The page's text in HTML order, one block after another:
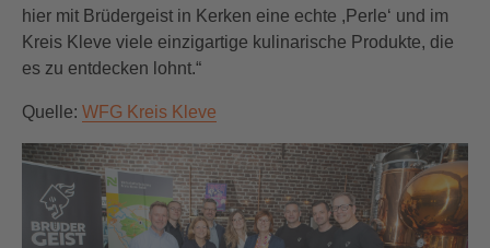
hier mit Brüdergeist in Kerken eine echte ,Perle‘ und im
Kreis Kleve viele einzigartige kulinarische Produkte, die
es zu entdecken lohnt.“
Quelle: WFG Kreis Kleve